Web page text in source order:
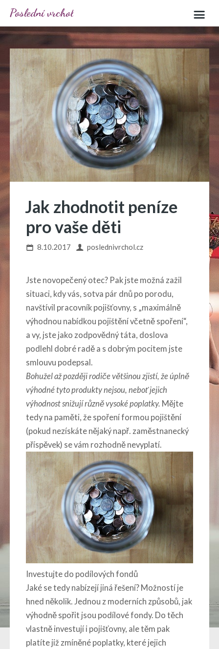
Poslední vrchol
Jak zhodnotit peníze
pro vaše děti
8.10.2017 poslednivrchol.cz
Jste novopečený otec? Pak jste možná zažil
situaci, kdy vás, sotva pár dnů po porodu,
navštívil pracovník pojišťovny, s „maximálně
výhodnou nabídkou pojištění včetně spoření“,
a vy, jste jako zodpovědný táta, doslova
podlehl dobré radě a s dobrým pocitem jste
smlouvu podepsal.
Bohužel až později rodiče většinou zjistí, že úplně
výhodné tyto produkty nejsou, neboť jejich
výhodnost snižují různě vysoké poplatky. Mějte
tedy na paměti, že spoření formou pojištění
(pokud nezískáte nějaký např. zaměstnanecký
příspěvek) se vám rozhodně nevyplatí.
Investujte do podílových fondů
Jaké se tedy nabízejí jiná řešení? Možností je
hned několik. Jednou z moderních způsobů, jak
výhodně spořit jsou podílové fondy. Do těch
vlastně investují i pojišťovny, ale těm pak
platíte již zmíněné poplatky, které jejich